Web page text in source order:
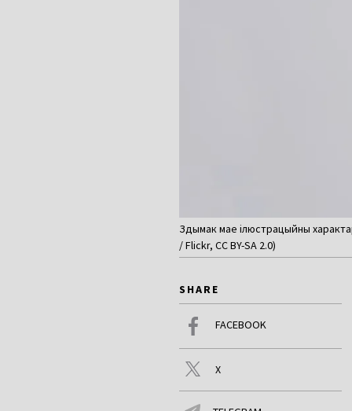
Здымак мае ілюстрацыйны
/ Flickr, CC BY-SA 2.0)
SHARE
FACEBOOK
X